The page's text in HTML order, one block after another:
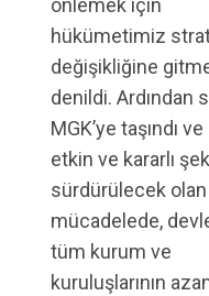
önlemek için
hükümetimiz
değişikliğine
denildi. Ardından
MGK’ye taşındı ve
etkin ve kararlı
sürdürülecek
mücadelede,
tüm kurum ve
kuruluşlarının